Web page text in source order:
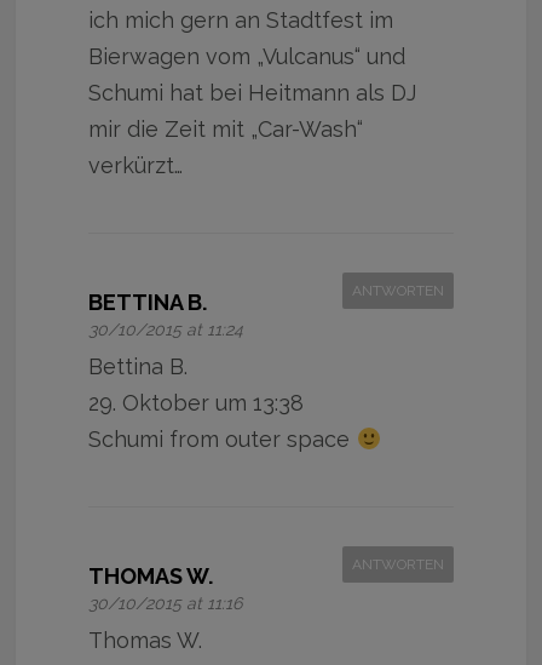
ich mich gern an Stadtfest im
Bierwagen vom „Vulcanus“ und
Schumi hat bei Heitmann als DJ
mir die Zeit mit „Car-Wash“
verkürzt…
BETTINA B.
30/10/2015 at 11:24
ANTWORTEN
Bettina B.
29. Oktober um 13:38
Schumi from outer space
THOMAS W.
30/10/2015 at 11:16
ANTWORTEN
Thomas W.